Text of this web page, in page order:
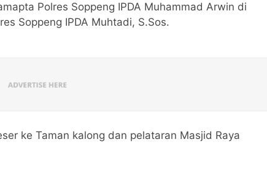
Polres Soppeng IPDA Muhammad Arwin di
Soppeng IPDA Muhtadi, S.Sos.
ke Taman kalong dan pelataran Masjid Raya